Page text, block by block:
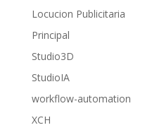
Locucion Publicitaria
Principal
Studio3D
StudioIA
workflow-automation
XCH